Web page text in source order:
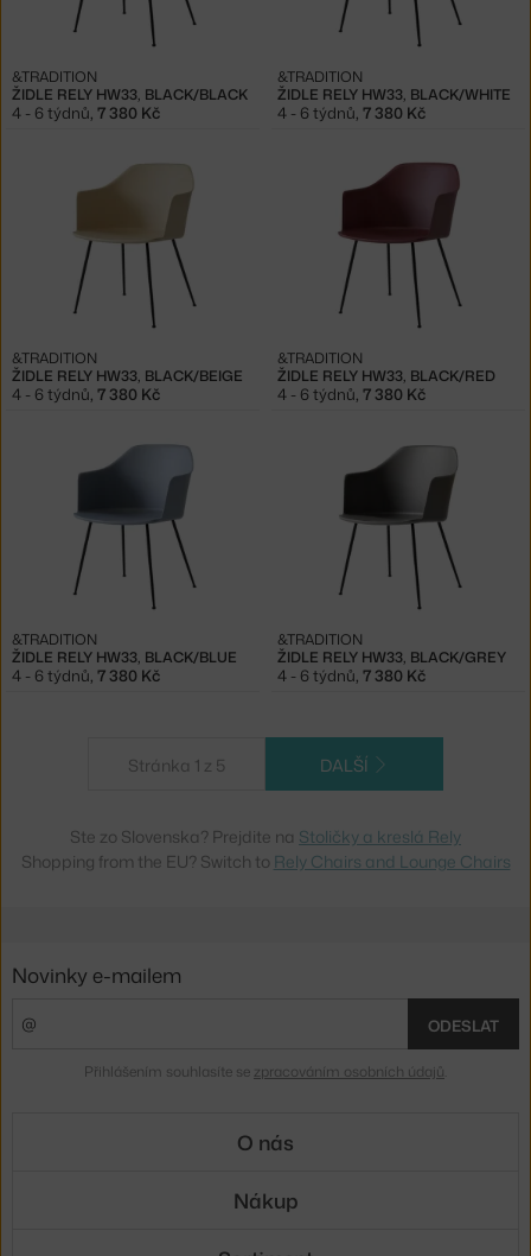
ŽIDLE RELY HW33, BLACK/BLACK
&TRADITION
4 - 6 týdnů, 7 380 Kč
ŽIDLE RELY HW33, BLACK/WHITE
&TRADITION
4 - 6 týdnů, 7 380 Kč
ŽIDLE RELY HW33, BLACK/BEIGE
&TRADITION
4 - 6 týdnů, 7 380 Kč
ŽIDLE RELY HW33, BLACK/RED
&TRADITION
4 - 6 týdnů, 7 380 Kč
ŽIDLE RELY HW33, BLACK/BLUE
&TRADITION
4 - 6 týdnů, 7 380 Kč
ŽIDLE RELY HW33, BLACK/GREY
&TRADITION
4 - 6 týdnů, 7 380 Kč
Stránka 1 z 5 DALŠÍ
Ste zo Slovenska? Prejdite na Stoličky a kreslá Rely
Shopping from the EU? Switch to Rely Chairs and Lounge Chairs
Novinky e-mailem
ODESLAT
Přihlášením souhlasíte se zpracováním osobních údajů
O nás
Nákup